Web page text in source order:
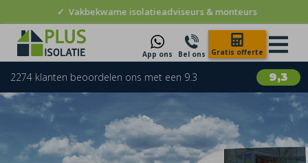
✓ Vakbekwame isolatieadviseurs & monteurs
App ons Bel ons Gratis offerte
9,3
2274 klanten beoordelen ons met een 9.3